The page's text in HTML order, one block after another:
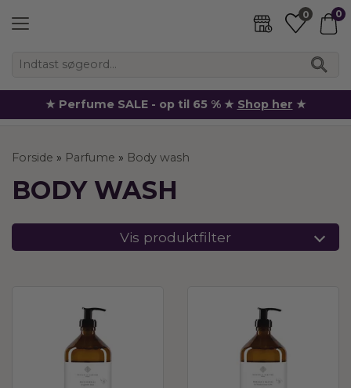
0 0
★ Perfume SALE - op til 65 % ★ Shop her ★
Forside » Parfume » Body wash
BODY WASH
Vis produktfilter